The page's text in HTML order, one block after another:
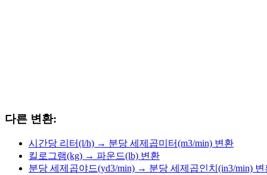
다른 변환:
시간당 리터(l/h) → 분당 세제곱미터(m3/min) 변환
킬로그램(kg) → 파운드(lb) 변환
분당 세제곱야드(yd3/min) → 분당 세제곱인치(in3/min) 변